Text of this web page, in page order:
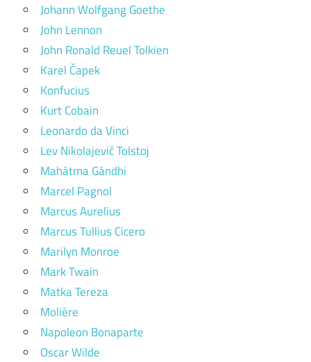
Johann Wolfgang Goethe
John Lennon
John Ronald Reuel Tolkien
Karel Čapek
Konfucius
Kurt Cobain
Leonardo da Vinci
Lev Nikolajevič Tolstoj
Mahátma Gándhi
Marcel Pagnol
Marcus Aurelius
Marcus Tullius Cicero
Marilyn Monroe
Mark Twain
Matka Tereza
Molière
Napoleon Bonaparte
Oscar Wilde